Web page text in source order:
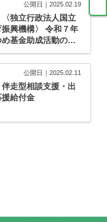
公開日｜2025.02.19
〈独立行政法人国立
興機構〉 令和７年
基金助成活動の募
公開日｜2025.02.11
伴走型相談支援・出
給付金